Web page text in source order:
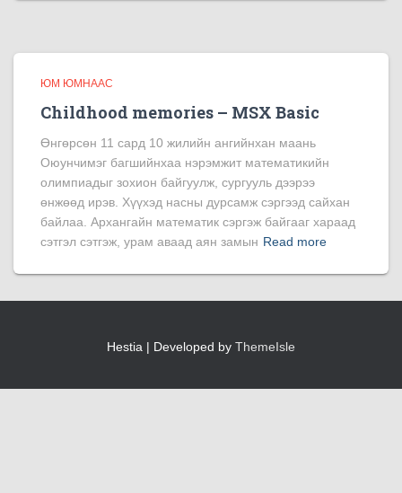
ЮМ ЮМНААС
Childhood memories – MSX Basic
Өнгөрсөн 11 сард 10 жилийн ангийнхан маань
Оюунчимэг багшийнхаа нэрэмжит математикийн
олимпиадыг зохион байгуулж, сургууль дээрээ
өнжөөд ирэв. Хүүхэд насны дурсамж сэргээд сайхан
байлаа. Архангайн математик сэргэж байгааг хараад
сэтгэл сэтгэж, урам аваад аян замын Read more
Hestia | Developed by ThemeIsle